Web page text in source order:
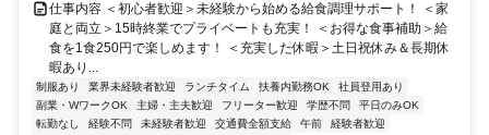
仕事内容 ＜初心者歓迎＞未経験から始める給食調理サポート！ ＜家
庭と両立＞15時終業でプライベートも充実！ ＜お得な食事補助＞給
食を1食250円で楽しめます！ ＜充実した休暇＞土日祝休み＆長期休
暇あり...
制服あり 業界未経験者歓迎 ランチタイム 扶養内勤務OK
社員登用あり
副業・WワークOK
主婦・主夫歓迎 フリーター歓迎 学歴不問
平日のみOK
転勤なし
経験不問 未経験者歓迎 交通費全額支給 午前
経験者歓迎